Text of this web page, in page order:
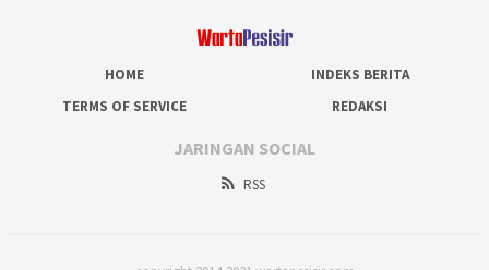
HOME
INDEKS BERITA
TERMS OF SERVICE
REDAKSI
JARINGAN SOCIAL
RSS